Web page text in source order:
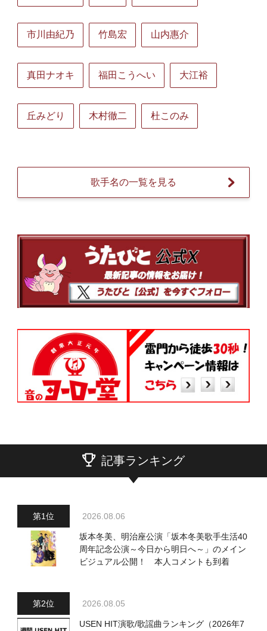
市川由紀乃 竹島宏 山内惠介
真田ナオキ 福田こうへい 大江裕
丘みどり 木村徹二 杜このみ
歌手名の一覧を見る
記事ランキング
2026.08.06
坂本冬美、明治座公演「坂本冬美歌手生活40
周年記念公演～今日から明日へ～」のメイン
ビジュアル公開！ 本人コメントも到着
2026.08.05
USEN HIT演歌/歌謡曲ランキング（2026年7